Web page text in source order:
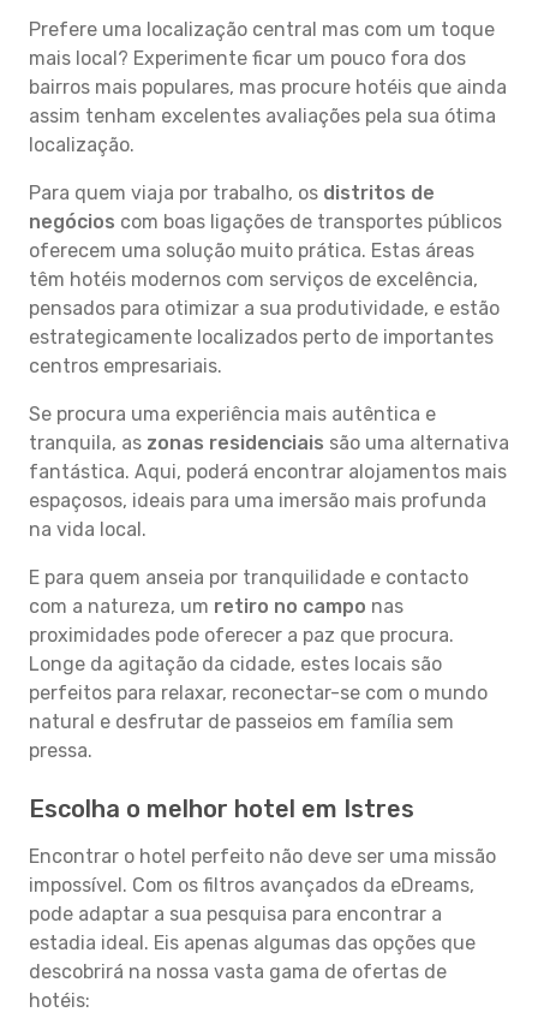
Prefere uma localização central mas com um toque
mais local? Experimente ficar um pouco fora dos
bairros mais populares, mas procure hotéis que ainda
assim tenham excelentes avaliações pela sua ótima
localização.
Para quem viaja por trabalho, os distritos de
negócios com boas ligações de transportes públicos
oferecem uma solução muito prática. Estas áreas
têm hotéis modernos com serviços de excelência,
pensados para otimizar a sua produtividade, e estão
estrategicamente localizados perto de importantes
centros empresariais.
Se procura uma experiência mais autêntica e
tranquila, as zonas residenciais são uma alternativa
fantástica. Aqui, poderá encontrar alojamentos mais
espaçosos, ideais para uma imersão mais profunda
na vida local.
E para quem anseia por tranquilidade e contacto
com a natureza, um retiro no campo nas
proximidades pode oferecer a paz que procura.
Longe da agitação da cidade, estes locais são
perfeitos para relaxar, reconectar-se com o mundo
natural e desfrutar de passeios em família sem
pressa.
Escolha o melhor hotel em Istres
Encontrar o hotel perfeito não deve ser uma missão
impossível. Com os filtros avançados da eDreams,
pode adaptar a sua pesquisa para encontrar a
estadia ideal. Eis apenas algumas das opções que
descobrirá na nossa vasta gama de ofertas de
hotéis: